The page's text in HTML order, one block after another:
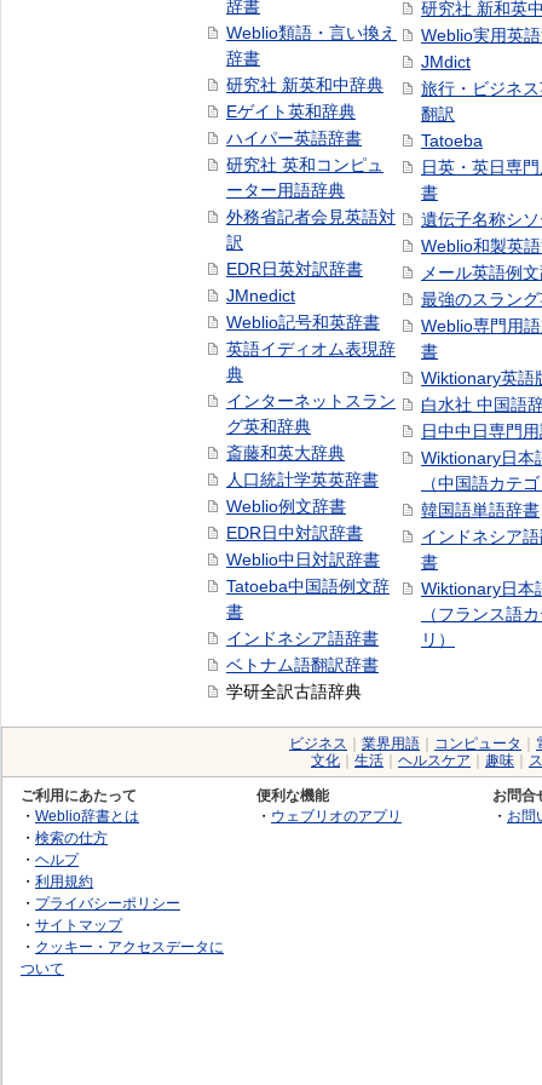
辞書
Weblio類語・言い換え
辞書
研究社 新英和中辞典
Eゲイト英和辞典
ハイパー英語辞書
研究社 英和コンピュ
ーター用語辞典
外務省記者会見英語対
訳
EDR日英対訳辞書
JMnedict
Weblio記号和英辞書
英語イディオム表現辞
典
インターネットスラン
グ英和辞典
斎藤和英大辞典
人口統計学英英辞書
Weblio例文辞書
EDR日中対訳辞書
Weblio中日対訳辞書
Tatoeba中国語例文辞
書
インドネシア語辞書
ベトナム語翻訳辞書
学研全訳古語辞典
研究社 新和英
Weblio実用英
JMdict
旅行・ビジネ
翻訳
Tatoeba
日英・英日専
書
遺伝子名称シ
Weblio和製英
メール英語例
最強のスラン
Weblio専門用
書
Wiktionary英語
白水社 中国語
日中中日専門
Wiktionary日本
（中国語カテ
韓国語単語辞書
インドネシア
書
Wiktionary日本
（フランス語
リ）
ビジネス 業界用語 コンピュータ
文化
生活 ヘルスケア 趣味
ご利用にあたって
・ Weblio辞書とは
・ 検索の仕方
・ ヘルプ
・ 利用規約
・ プライバシーポリシー
・ サイトマップ
・ クッキー・アクセスデータに
ついて
便利な機能
・ ウェブリオのアプリ
お問合
・ お問